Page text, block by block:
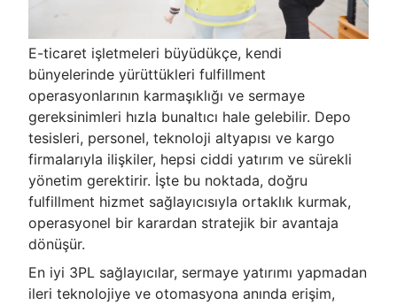
E-ticaret işletmeleri büyüdükçe, kendi
bünyelerinde yürüttükleri fulfillment
operasyonlarının karmaşıklığı ve sermaye
gereksinimleri hızla bunaltıcı hale gelebilir. Depo
tesisleri, personel, teknoloji altyapısı ve kargo
firmalarıyla ilişkiler, hepsi ciddi yatırım ve sürekli
yönetim gerektirir. İşte bu noktada, doğru
fulfillment hizmet sağlayıcısıyla ortaklık kurmak,
operasyonel bir karardan stratejik bir avantaja
dönüşür.
En iyi 3PL sağlayıcılar, sermaye yatırımı yapmadan
ileri teknolojiye ve otomasyona anında erişim,